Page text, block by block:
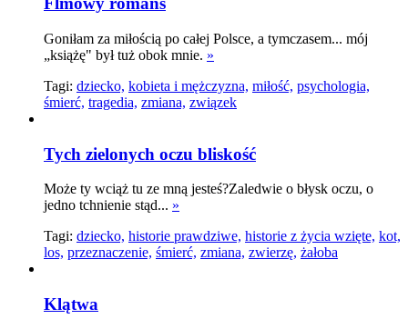
Goniłam za miłością po całej Polsce, a tymczasem... mój
„książę" był tuż obok mnie. »
Tagi: dziecko, kobieta i mężczyzna, miłość, psychologia,
śmierć, tragedia, zmiana, związek
Tych zielonych oczu bliskość
Może ty wciąż tu ze mną jesteś?Zaledwie o błysk oczu, o
jedno tchnienie stąd... »
Tagi: dziecko, historie prawdziwe, historie z życia wzięte, kot,
los, przeznaczenie, śmierć, zmiana, zwierzę, żałoba
Klątwa